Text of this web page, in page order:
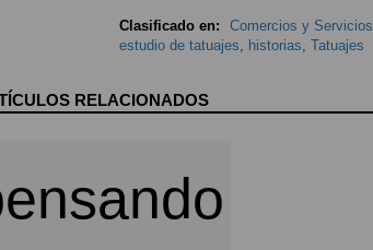
Clasificado en: Comercios y Servicios
estudio de tatuajes, historias, Tatuajes
RELACIONADOS